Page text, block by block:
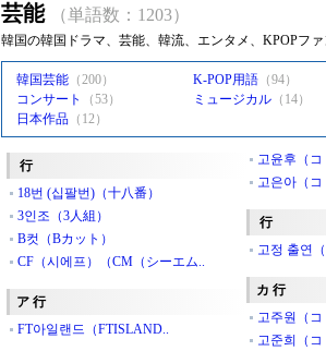
芸能 （単語数：1203）
韓国の韓国ドラマ、芸能、韓流、エンタメ、KPOPフ
韓国芸能 （200） K-POP用語 （94）
コンサート
（53） ミュージカル （14）
日本作品 （12）
行
18번 (십팔번)（十八番）
3인조（3人組）
B컷（Bカット）
CF（시에프）（CM（シーエム..
ア 行
FT아일랜드（FTISLAND..
고윤후（コ
고은아（コ
行
고정 출연
カ 行
고주원（コ
고준희（コ